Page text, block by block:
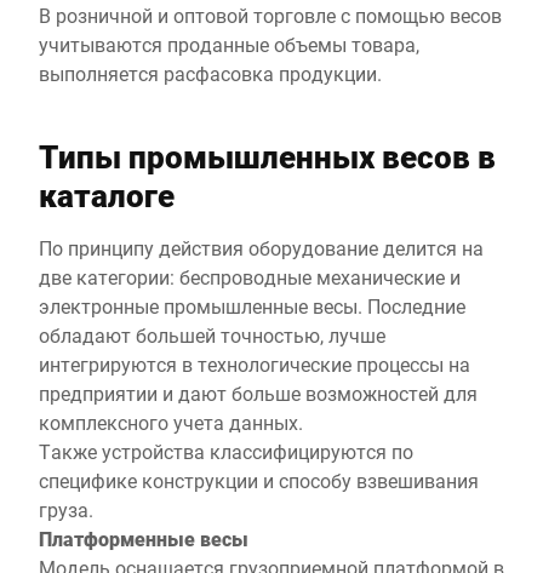
В розничной и оптовой торговле с помощью весов
учитываются проданные объемы товара,
выполняется расфасовка продукции.
Типы промышленных весов в
каталоге
По принципу действия оборудование делится на
две категории: беспроводные механические и
электронные промышленные весы. Последние
обладают большей точностью, лучше
интегрируются в технологические процессы на
предприятии и дают больше возможностей для
комплексного учета данных.
Также устройства классифицируются по
специфике конструкции и способу взвешивания
груза.
Платформенные весы
Модель оснащается грузоприемной платформой в